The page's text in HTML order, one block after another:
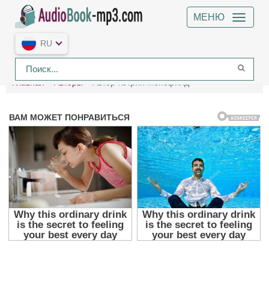
МЕНЮ
RU
Главная Авторы Автор Кэтрин Мэнсфилд